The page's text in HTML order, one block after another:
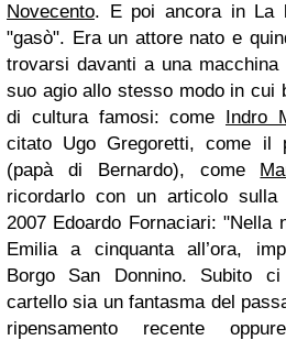
Novecento. E poi ancora in La
"gasò". Era un attore nato e
trovarsi davanti a una
suo agio allo stesso modo in cui
di cultura famosi: come Indro
citato Ugo Gregoretti, come il
(papà di Bernardo), come
ricordarlo con un articolo
2007 Edoardo Fornaciari: "Nella
Emilia a cinquanta all’ora,
Borgo San Donnino. Subito
cartello sia un fantasma del
ripensamento recente